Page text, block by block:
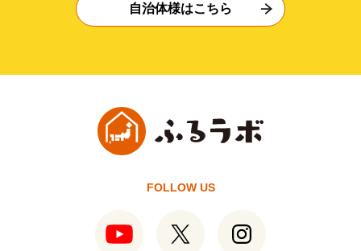
自治体様はこちら
FOLLOW US